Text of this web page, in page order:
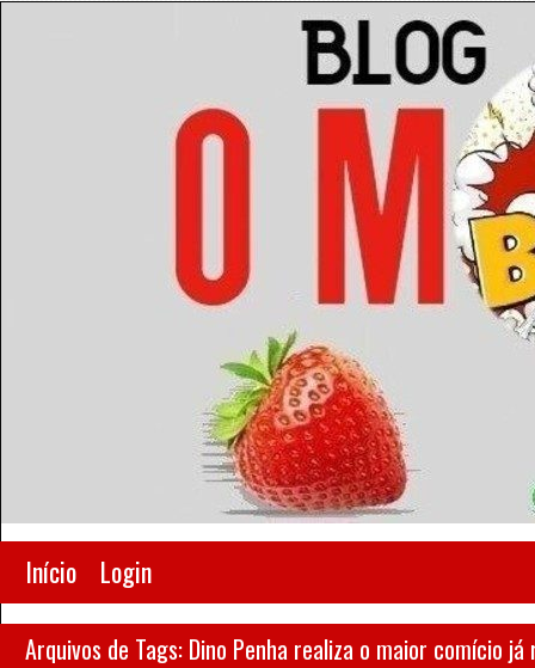
Início Login
Arquivos de Tags: Dino Penha realiza o maior comício